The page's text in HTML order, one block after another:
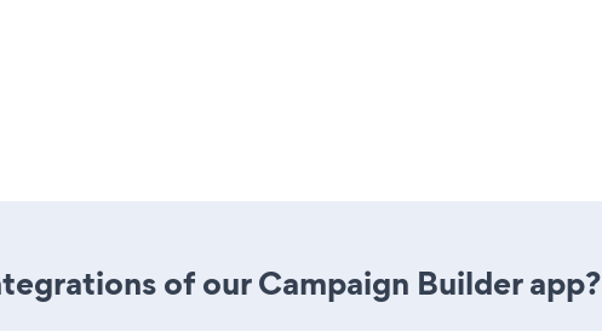
of our Campaign Builder app?